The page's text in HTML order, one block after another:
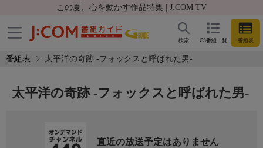
この夏、心を動かす作品特集 | J:COM TV
CS番組一覧 番組表
検索
番組表 太平洋の奇跡 -フォックスと呼ばれた男-
太平洋の奇跡 -フォックスと呼ばれた男-
直近の放送予定はありません